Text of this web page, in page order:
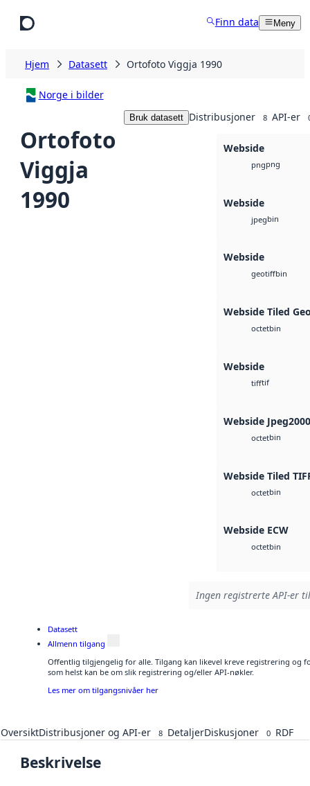
Finn data Meny
Hjem Datasett Ortofoto Viggja 1990
Norge i bilder
Ortofoto
Viggja
1990
Bruk datasett Distribusjoner 8 API-er
Webside
pngpng
Webside
jpegbin
Webside
geotiffbin
Webside Tiled
octetbin
Webside
tifftif
Webside Jpeg2000
octetbin
Webside Tiled
octetbin
Webside ECW
octetbin
Ingen registrerte API-er
Datasett
Allmenn tilgang
Offentlig tilgjengelig for alle. Tilgang kan likevel kreve registrering og
som helst kan be om slik registrering og/eller API-nøkler.
Les mer om tilgangsnivåer her
OversiktDistribusjoner og API-er 8 DetaljerDiskusjoner 0 RDF
Beskrivelse